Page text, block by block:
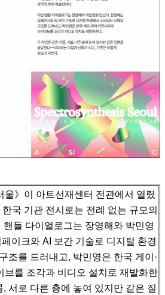
울》이 아트선재센터 전관에서 열렸
국 기관 전시로는 전례 없는 규모의
핸들 다이얼로그는 장영해와 박민영
이크와 AI 보간 기술로 디지털 환경
조를 드러내고, 박민영은 한국 게이·
브를 조각과 비디오 설치로 재발화한
서로 다른 층에 놓여 있지만 같은 질